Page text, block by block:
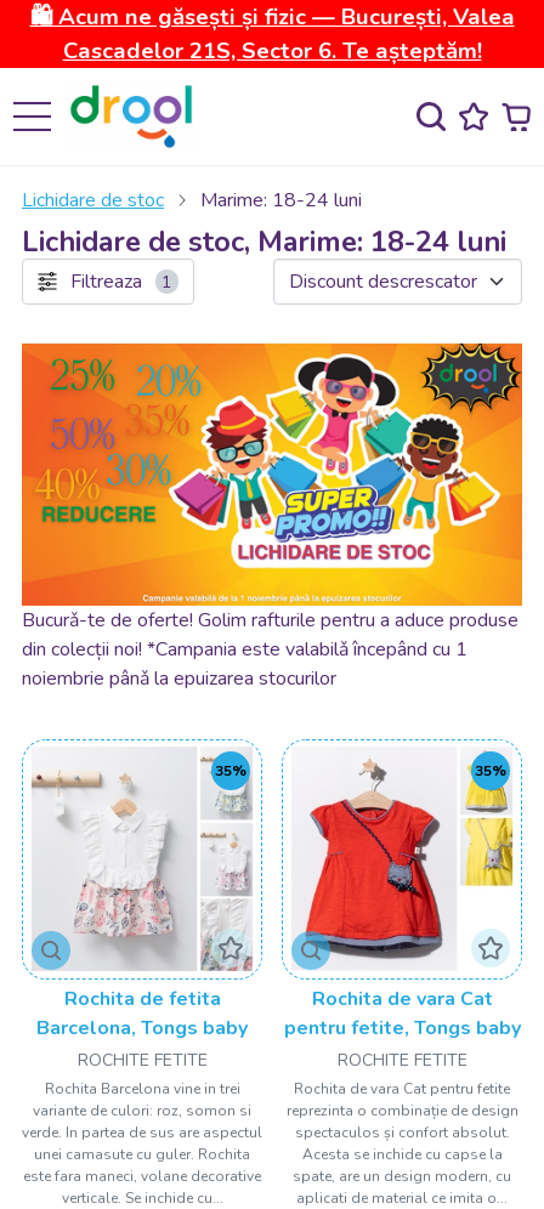
🛍️ Acum ne găsești și fizic — București, Valea
Cascadelor 21S, Sector 6. Te așteptăm!
Lichidare de stoc Marime: 18-24 luni
Lichidare de stoc, Marime: 18-24 luni
Filtreaza 1
Bucurǎ-te de oferte! Golim rafturile pentru a aduce produse
din colecții noi! *Campania este valabilǎ începând cu 1
noiembrie pânǎ la epuizarea stocurilor
35%
Rochita de fetita
Barcelona, Tongs baby
ROCHITE FETITE
Rochita Barcelona vine in trei
variante de culori: roz, somon si
verde. In partea de sus are aspectul
unei camasute cu guler. Rochita
este fara maneci, volane decorative
verticale. Se inchide cu...
35%
Rochita de vara Cat
pentru fetite, Tongs baby
ROCHITE FETITE
Rochita de vara Cat pentru fetite
reprezinta o combinație de design
spectaculos și confort absolut.
Acesta se inchide cu capse la
spate, are un design modern, cu
aplicati de material ce imita o...